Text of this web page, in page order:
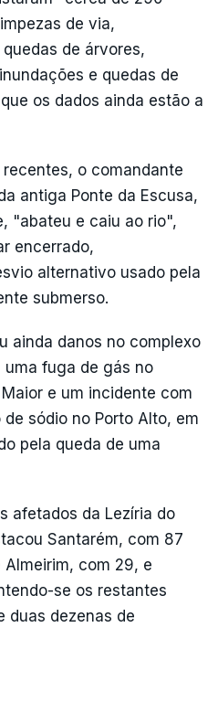
de via,
de árvores,
e quedas de
os dados ainda estão a
o comandante
antiga Ponte da Escusa,
"abateu e caiu ao rio",
encerrado,
alternativo usado pela
submerso.
ainda danos no complexo
uma fuga de gás no
e um incidente com
sódio no Porto Alto, em
pela queda de uma
afetados da Lezíria do
Santarém, com 87
com 29, e
se os restantes
duas dezenas de